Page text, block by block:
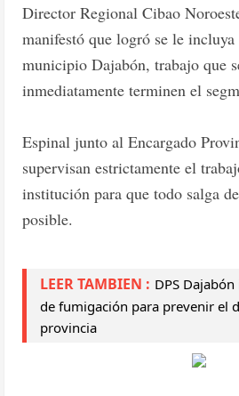
Director Regional Cibao
manifestó que logró se le
municipio Dajabón, trabajo que
inmediatamente terminen el
Espinal junto al Encargado
supervisan estrictamente el
institución para que todo salga
posible.
LEER TAMBIEN : DPS
de fumigación para prevenir el
provincia